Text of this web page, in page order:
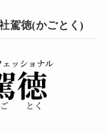
駕徳(かごとく)